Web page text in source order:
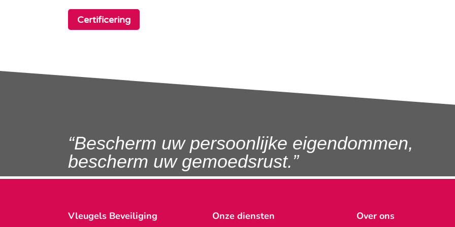
Certificering
“Bescherm uw persoonlijke eigendommen,
bescherm uw gemoedsrust.”
Vleugels Beveiliging Onze diensten Over ons